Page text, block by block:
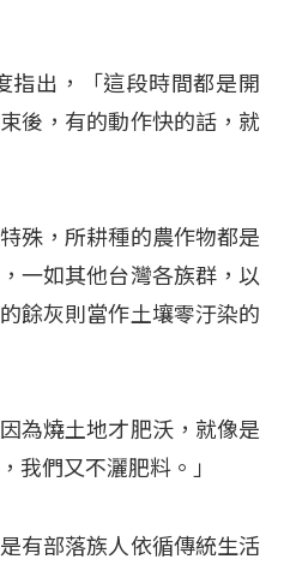
出，「這段時間都是開
後，有的動作快的話，就
殊，所耕種的農作物都是
一如其他台灣各族群，以
餘灰則當作土壤零汙染的
為燒土地才肥沃，就像是
我們又不灑肥料。」
有部落族人依循傳統生活